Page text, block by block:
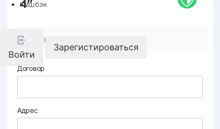
Кешбэк
Войти
Зарегистироваться
4"
Реквизиты компании
Договор
Адрес